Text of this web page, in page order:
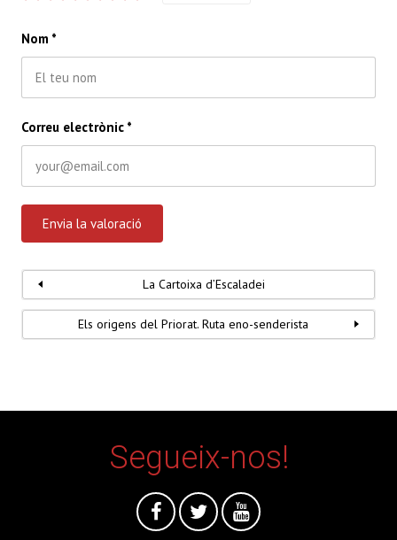
Nom *
Correu electrònic *
La Cartoixa d’Escaladei
Els origens del Priorat. Ruta eno-senderista
Segueix-nos!